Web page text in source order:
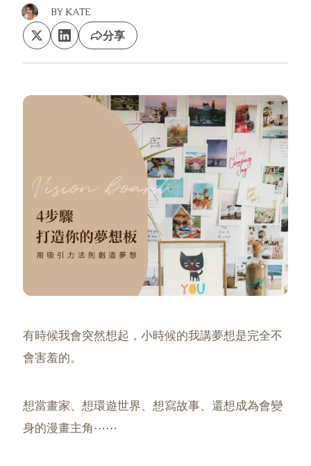
BY KATE
分享
有時候我會突然想起，小時候的我講夢想是完全不
會害羞的。
想當畫家、想環遊世界、想寫故事、還想成為會變
身的漫畫主角⋯⋯